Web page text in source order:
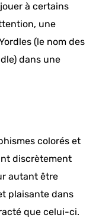
à certains
une
(le nom des
dans une
colorés et
discrètement
autant être
plaisante dans
que celui-ci.